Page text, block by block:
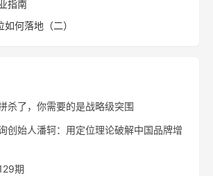
指南
如何落地（二）
杀了，你需要的是战略级突围
创始人潘轲：用定位理论破解中国品牌增
期